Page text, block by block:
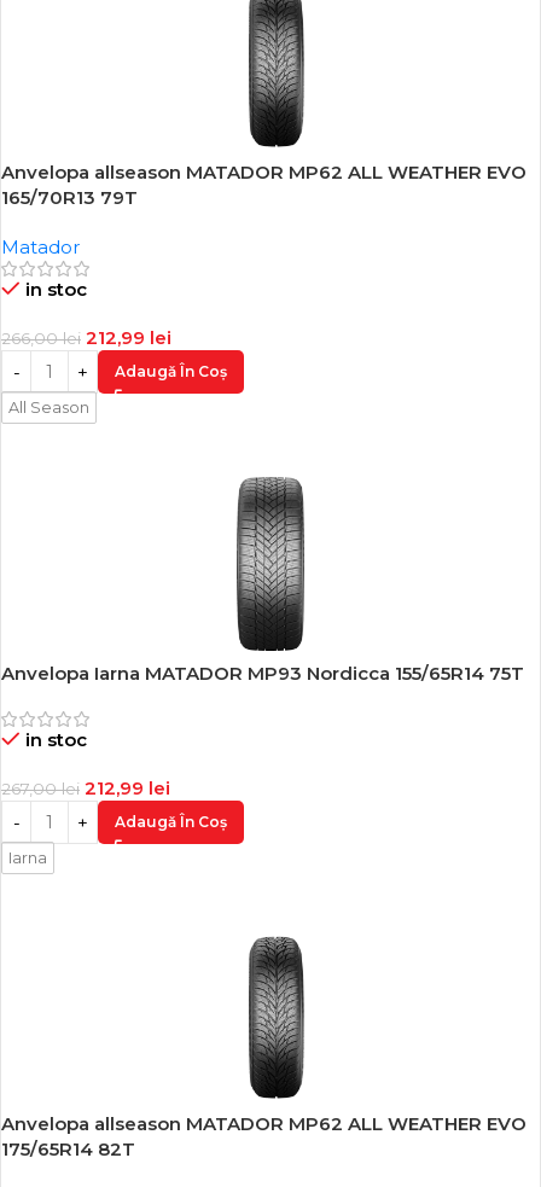
-20%
Anvelopa allseason MATADOR MP62 ALL WEATHER EVO
165/70R13 79T
Matador
in stoc
266,00lei 212,99 lei
Adaugă În Coș
All Season
-20%
Anvelopa Iarna MATADOR MP93 Nordicca 155/65R14 75T
in stoc
267,00lei 212,99 lei
Adaugă În Coș
Iarna
-20%
Anvelopa allseason MATADOR MP62 ALL WEATHER EVO
175/65R14 82T